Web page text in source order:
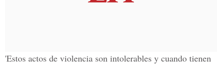
'Estos actos de violencia son intolerables y cuando tienen